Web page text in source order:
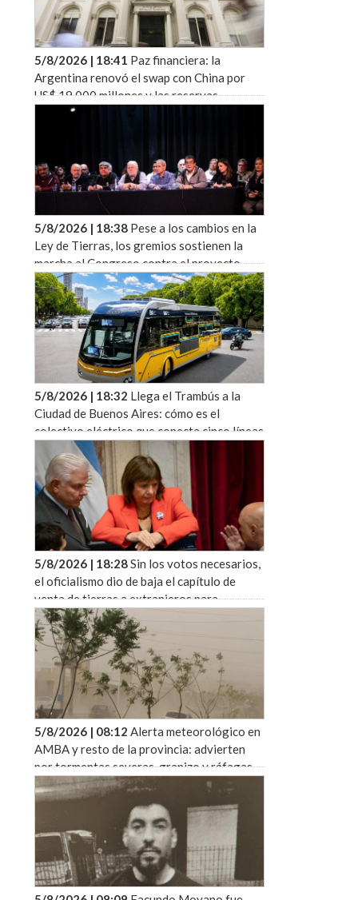
5/8/2026 | 18:41 Paz financiera: la
Argentina renovó el swap con China por
US$ 19.000 millones y las reservas
superaron los US$ 50.000 millones
5/8/2026 | 18:38Pese a los cambios en la
Ley de Tierras, los gremios sostienen la
marcha al Congreso contra el proyecto
oficial
5/8/2026 | 18:32 Llega el Trambús a la
Ciudad de Buenos Aires: cómo es el
colectivo eléctrico que conecta cinco líneas
de subte sin pasar por el centro
5/8/2026 | 18:28Sin los votos necesarios,
el oficialismo dio de baja el capítulo de
venta de tierras a extranjeros para
sostener la sesión en el Senado
5/8/2026 | 08:12 Alerta meteorológico en
AMBA y resto de la provincia: advierten
por tormentas severas, granizo y ráfagas
para este jueves